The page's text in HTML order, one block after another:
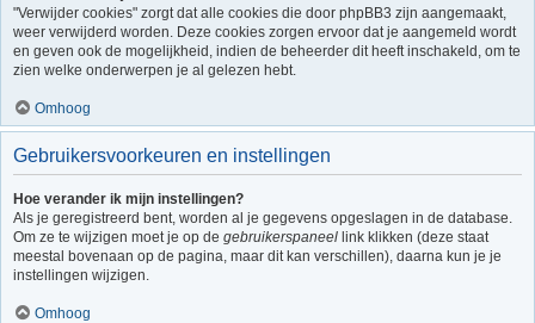
"Verwijder cookies" zorgt dat alle cookies die door phpBB3 zijn aangemaakt,
weer verwijderd worden. Deze cookies zorgen ervoor dat je aangemeld wordt
en geven ook de mogelijkheid, indien de beheerder dit heeft inschakeld, om te
zien welke onderwerpen je al gelezen hebt.
Omhoog
Gebruikersvoorkeuren en instellingen
Hoe verander ik mijn instellingen?
Als je geregistreerd bent, worden al je gegevens opgeslagen in de database.
Om ze te wijzigen moet je op de gebruikerspaneel link klikken (deze staat
meestal bovenaan op de pagina, maar dit kan verschillen), daarna kun je je
instellingen wijzigen.
Omhoog